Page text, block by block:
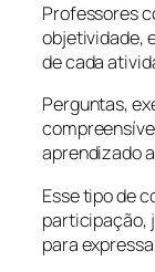
Professores
objetividade,
de cada
Perguntas,
aprendizado
Esse tipo de
participação,
para